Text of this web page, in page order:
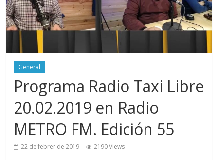
General
Programa Radio Taxi Libre
20.02.2019 en Radio
METRO FM. Edición 55
22 de febrer de 2019 2190 Views